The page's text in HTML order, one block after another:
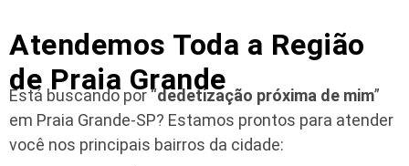
Atendemos Toda a Região
de Praia Grande
Está buscando por “dedetização próxima de mim”
em Praia Grande-SP? Estamos prontos para atender
você nos principais bairros da cidade: